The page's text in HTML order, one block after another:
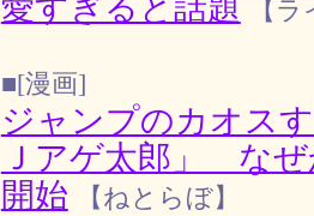
愛すぎると話題
【
■[漫画]
ジャンプのカオス
Ｊアゲ太郎」 な
開始
【ねとらぼ】